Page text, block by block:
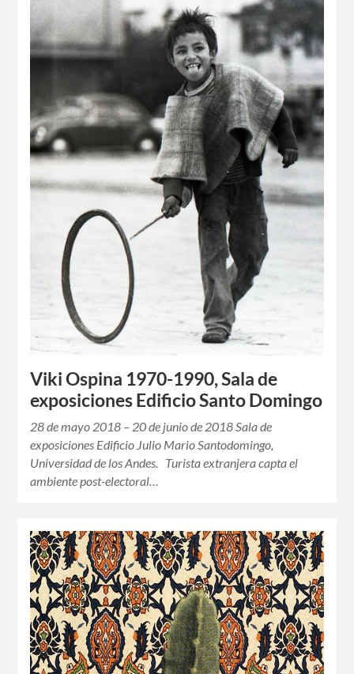
Viki Ospina 1970-1990, Sala de
exposiciones Edificio Santo Domingo
28 de mayo 2018 – 20 de junio de 2018 Sala de
exposiciones Edificio Julio Mario Santodomingo,
Universidad de los Andes. Turista extranjera capta el
ambiente post-electoral…